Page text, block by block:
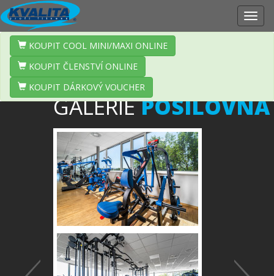
GALERIEPOSILOVNA
Předchozí
KOUPIT COOL MINI/MAXI ONLINE
KOUPIT ČLENSTVÍ ONLINE
KOUPIT DÁRKOVÝ VOUCHER